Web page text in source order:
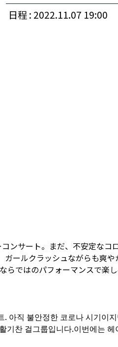
日程 : 2022.11.07 19:00
ンサート。まだ、不安定なコ
ールクラッシュながらも爽
らではのパフォーマンスで楽
아직 불안정한 코로나 시기이
찬 걸그룹입니다.이번에는